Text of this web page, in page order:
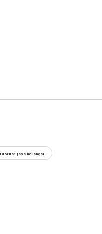
Otoritas Jasa Keuangan